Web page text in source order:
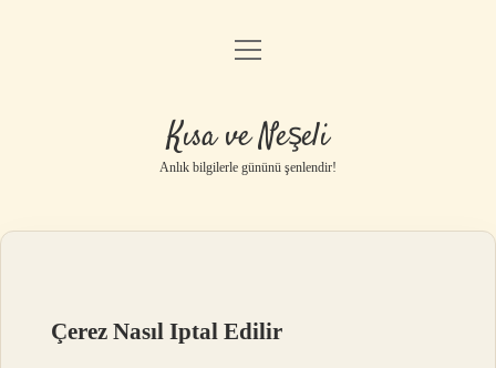
Anasayfa
Yasal Uyarı
menüyü
Kısa ve Neşeli
Anlık bilgilerle gününü şenlendir!
Çerez Nasıl Iptal Edilir